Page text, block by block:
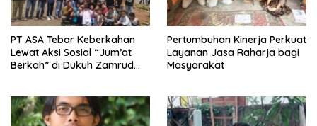
PT ASA Tebar Keberkahan
Lewat Aksi Sosial “Jum’at
Berkah” di Dukuh Zamrud
Pertumbuhan Kinerja Perkuat
Layanan Jasa Raharja bagi
Masyarakat